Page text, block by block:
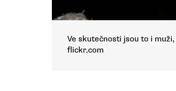
Ve skutečnosti jsou to i
flickr.com